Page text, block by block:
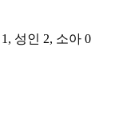
성인 2, 소아 0